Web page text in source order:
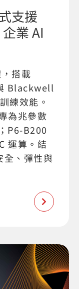
支援
業 AI
搭載
Blackwell
練效能。
為兆參數
P6-B200
運算。結
全、彈性與